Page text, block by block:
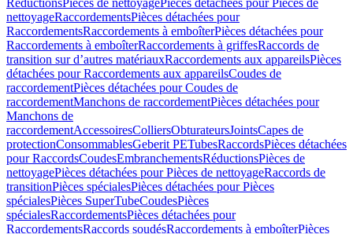
RéductionsPièces de nettoyagePièces détachées pour Pièces de
nettoyageRaccordementsPièces détachées pour
RaccordementsRaccordements à emboîterPièces détachées pour
Raccordements à emboîterRaccordements à griffesRaccords de
transition sur d’autres matériauxRaccordements aux appareilsPièces
détachées pour Raccordements aux appareilsCoudes de
raccordementPièces détachées pour Coudes de
raccordementManchons de raccordementPièces détachées pour
Manchons de
raccordementAccessoiresColliersObturateursJointsCapes de
protectionConsommablesGeberit PETubesRaccordsPièces détachées
pour RaccordsCoudesEmbranchementsRéductionsPièces de
nettoyagePièces détachées pour Pièces de nettoyageRaccords de
transitionPièces spécialesPièces détachées pour Pièces
spécialesPièces SuperTubeCoudesPièces
spécialesRaccordementsPièces détachées pour
RaccordementsRaccords soudésRaccordements à emboîterPièces